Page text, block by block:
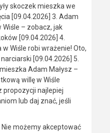
skoczek mieszka we
[09.04.2026] 3. Adam
Wiśle – zobacz, jak
[09.04.2026] 4.
Wiśle robi wrażenie! Oto,
[09.04.2026] 5.
Adam Małysz –
willę w Wiśle
propozycji najlepiej
lub daj znać, jeśli
Nie możemy akceptować